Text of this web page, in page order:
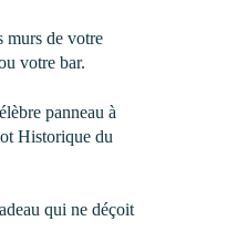
murs de votre
votre bar.
panneau à
Historique du
qui ne déçoit